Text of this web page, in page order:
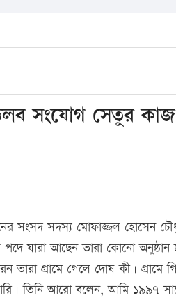
সংযোগ সেতুর
সংসদ সদস্য মোফাজ্জল হোসেন
যারা আছেন তারা কোনো অনুষ্ঠান
গ্রামে গেলে দোষ কী। গ্রামে
তিনি আরো বলেন, আমি ১৯৯৭ সালে